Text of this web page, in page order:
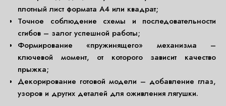
плотный лист формата А4 или квадрат;
Точное соблюдение схемы и последовательности
сгибов – залог успешной работы;
Формирование «пружинящего» механизма –
ключевой момент, от которого зависит качество
прыжка;
Декорирование готовой модели – добавление глаз,
узоров и других деталей для оживления лягушки.